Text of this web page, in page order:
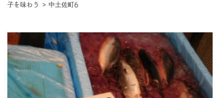
子を味わう
> 中土佐町6